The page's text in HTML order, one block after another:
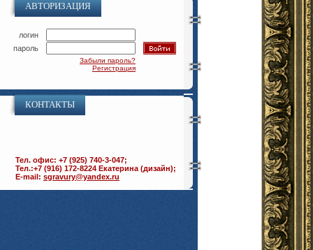
АВТОРИЗАЦИЯ
логин
пароль
Забыли пароль?
Регистрация
КОНТАКТЫ
Тел. офис: +7 (925) 740-3-047;
Тел.:+7 (916) 172-8224 Екатерина (дизайн);
E-mail: sgravury@yandex.ru